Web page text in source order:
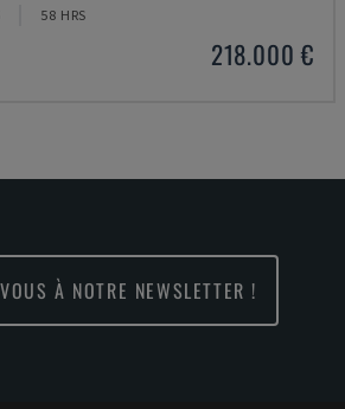
58 HRS
218.000 €
À NOTRE NEWSLETTER !